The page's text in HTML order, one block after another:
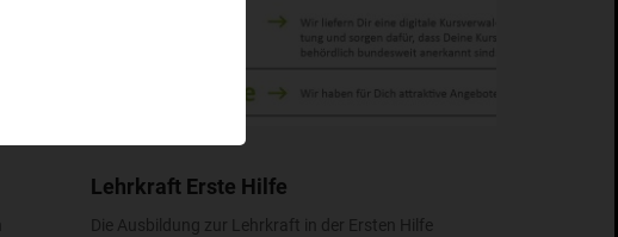
Lehrkraft Erste Hilfe
Die Ausbildung zur Lehrkraft in der Ersten Hilfe